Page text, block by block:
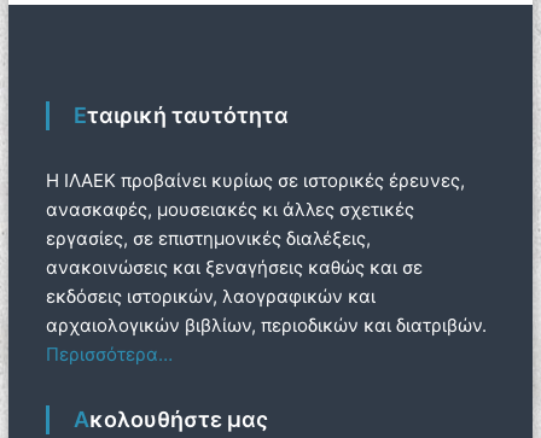
Εταιρική ταυτότητα
Η ΙΛΑΕΚ προβαίνει κυρίως σε ιστορικές έρευνες,
ανασκαφές, μουσειακές κι άλλες σχετικές
εργασίες, σε επιστημονικές διαλέξεις,
ανακοινώσεις και ξεναγήσεις καθώς και σε
εκδόσεις ιστορικών, λαογραφικών και
αρχαιολογικών βιβλίων, περιοδικών και διατριβών.
Περισσότερα…
Ακολουθήστε μας